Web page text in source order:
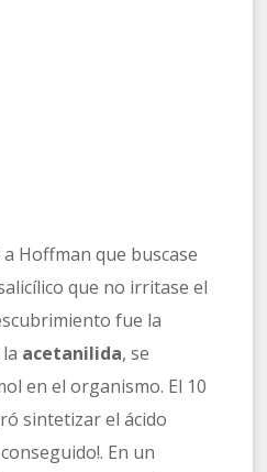
Hoffman que buscase
que no irritase el
fue la
acetanilida, se
en el organismo. El 10
sintetizar el ácido
En un